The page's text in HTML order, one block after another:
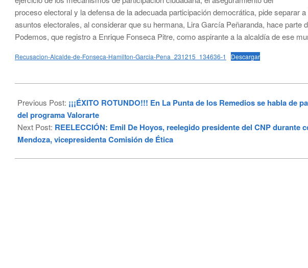
proceso electoral y la defensa de la adecuada participación democrática, pide separar
asuntos electorales, al considerar que su hermana, Lira García Peñaranda, hace parte
Podemos, que registro a Enrique Fonseca Pitre, como aspirante a la alcaldía de ese
Recusacion-Alcalde-de-Fonseca-Hamilton-Garcia-Pena_231215_134636-1 Descargar
12-
15
Previous Post: ¡¡¡ÉXITO ROTUNDO!!! En La Punta de los Remedios se habla de
del programa Valorarte
Next Post: REELECCIÓN: Emil De Hoyos, reelegido presidente del CNP durante
Mendoza, vicepresidenta Comisión de Ética